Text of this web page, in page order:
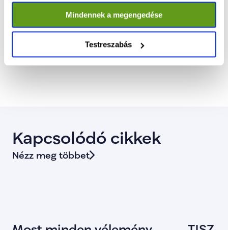
Mindennek a megengedése
Testreszabás
A mostani bejelentésekkel tovább formálódik
a TISZA-kormány szerkezete, amely a szakmai
tudásra, társadalmi érzékenységre és hosszú
távú stratégiai gondolkodásra épít.
Kapcsolódó cikkek
Nézz meg többet